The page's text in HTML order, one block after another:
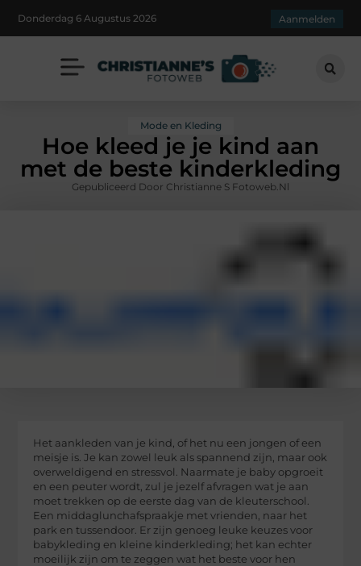
Donderdag 6 Augustus 2026 Aanmelden
Mode en Kleding
Hoe kleed je je kind aan
met de beste kinderkleding
Gepubliceerd Door Christianne S Fotoweb.nl
Het aankleden van je kind, of het nu een jongen of een
meisje is. Je kan zowel leuk als spannend zijn, maar ook
overweldigend en stressvol. Naarmate je baby opgroeit
en een peuter wordt, zul je jezelf afvragen wat je aan
moet trekken op de eerste dag van de kleuterschool.
Een middaglunchafspraakje met vrienden, naar het
park en tussendoor. Er zijn genoeg leuke keuzes voor
babykleding en kleine kinderkleding; het kan echter
moeilijk zijn om te zeggen wat het beste voor hen